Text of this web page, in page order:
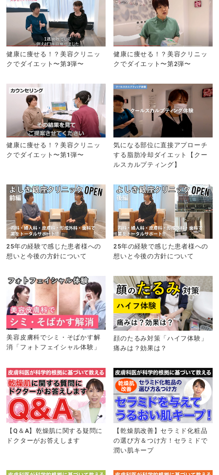
健康に痩せる！？美容クリニッ
クでダイエット〜第3弾〜
健康に痩せる！？美容クリニッ
クでダイエット〜第2弾〜
健康に痩せる！？美容クリニッ
クでダイエット〜第1弾〜
気になる部位に直接アプローチ
する脂肪冷却ダイエット【クー
ルスカルプティング】
25年の経験で感じた患者様への
想いと今後の方針について
25年の経験で感じた患者様への
想いと今後の方針について
美容皮膚科でシミ・そばかす解
消「フォトフェイシャル体験」
顔のたるみ対策「ハイフ体験」
痛みは？効果は？
【Q＆A】乾燥肌に関する疑問に
ドクターがお答えします
【乾燥肌改善】セラミド化粧品
の選び方＆つけ方！セラミドで
潤い肌キープ